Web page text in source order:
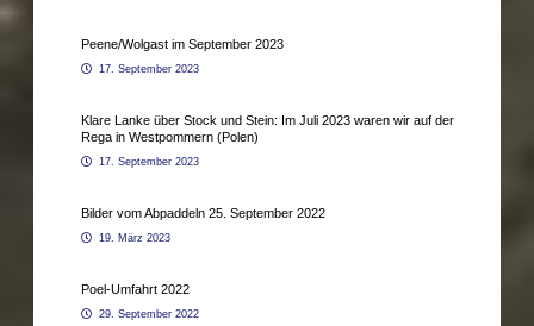
Peene/Wolgast im September 2023
17. September 2023
Klare Lanke über Stock und Stein: Im Juli 2023 waren wir auf der
Rega in Westpommern (Polen)
17. September 2023
Bilder vom Abpaddeln 25. September 2022
19. März 2023
Poel-Umfahrt 2022
29. September 2022